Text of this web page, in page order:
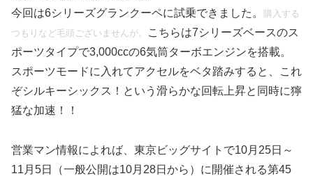
今回は6シリーズグランクーペに試乗できました。
購入する
つもりなど毛頭ございませんが。
こちらは7シリーズベースのス
ポーツタイプで3,000ccの6気筒ターボエンジンを搭載。
スポーツモードに入れてアクセルをベタ踏みすると、これ
ぞシルキーシックス！という滑らかな回転上昇と同時に獰
猛な加速！！
営業マン情報によれば、東京ビッグサイトで10月25日～
11月5日（一般公開は10月28日から）に開催される第45